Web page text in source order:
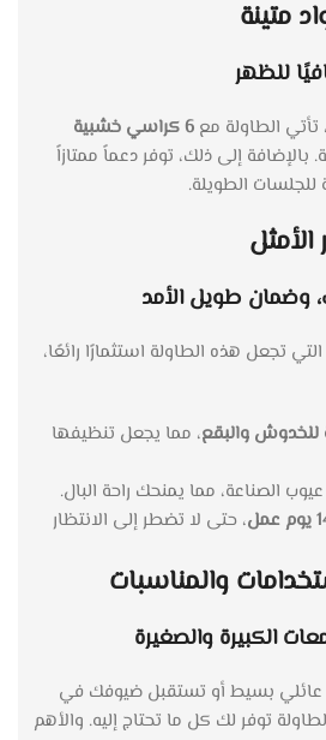
متينة
للظهر
تأتي الطاولة مع 6 كراسي خشبية
إلى ذلك، توفر دعماً ممتازاً
للجلسات الطويلة.
الأمثل
وضمان طويل الأمد
تجعل هذه الطاولة استثمارًا رائعًا،
والبقع، مما يجعل تنظيفها
الصناعة، مما يمنحك راحة البال.
، حتى لا تضطر إلى الانتظار
والمناسبات
الكبيرة والصغيرة
بسيط أو تستقبل ضيوفك في
توفر لك كل ما تحتاج إليه. والأهم